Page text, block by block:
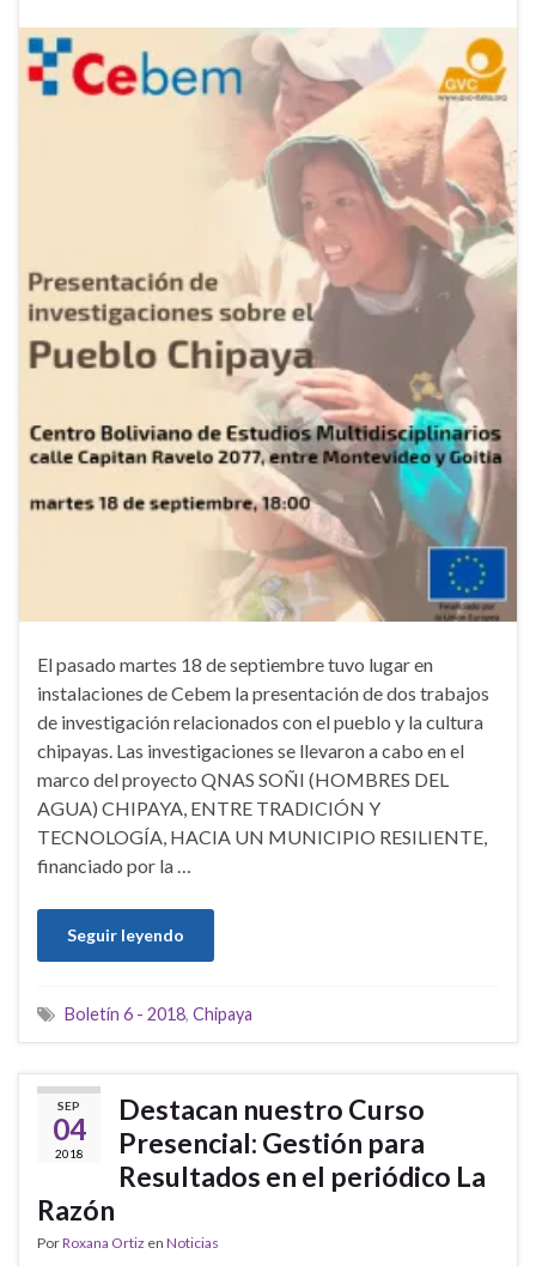
El pasado martes 18 de septiembre tuvo lugar en
instalaciones de Cebem la presentación de dos trabajos
de investigación relacionados con el pueblo y la cultura
chipayas. Las investigaciones se llevaron a cabo en el
marco del proyecto QNAS SOÑI (HOMBRES DEL
AGUA) CHIPAYA, ENTRE TRADICIÓN Y
TECNOLOGÍA, HACIA UN MUNICIPIO RESILIENTE,
financiado por la …
Seguir leyendo
Boletín 6 - 2018, Chipaya
SEP
04
2018
Destacan nuestro Curso
Presencial: Gestión para
Resultados en el periódico La
Razón
PorRoxana Ortiz en Noticias